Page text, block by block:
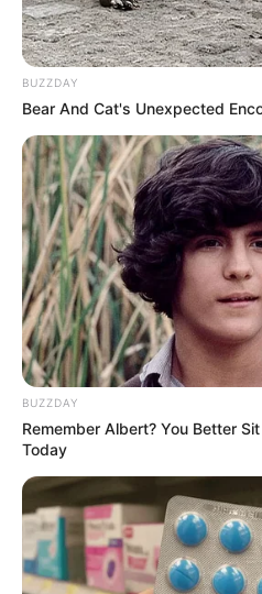
BUZZDAY
Bear And Cat's Unexpected
BUZZDAY
Remember Albert? You Better
Today